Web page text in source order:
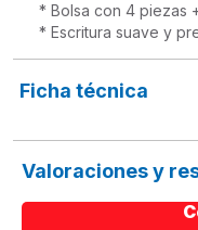
* Bolsa con 4 piezas
* Escritura suave y
Ficha técnica
Valoraciones y